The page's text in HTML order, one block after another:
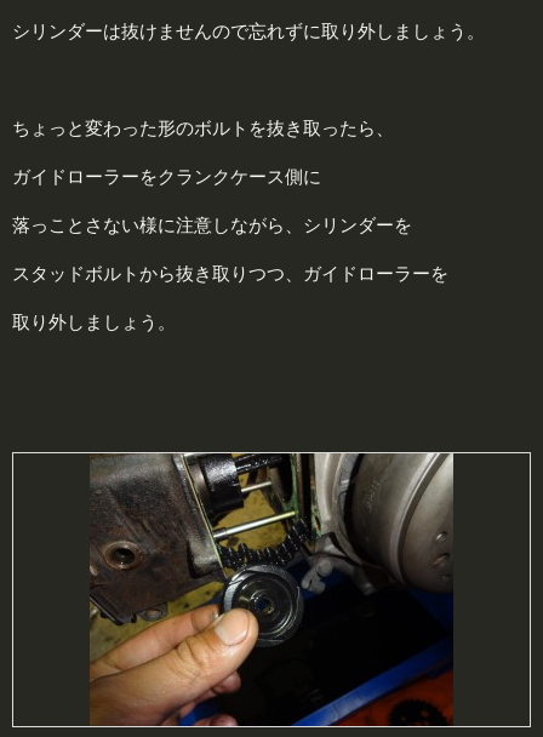
シリンダーは抜けませんので忘れずに取り外しましょう。
ちょっと変わった形のボルトを抜き取ったら、
ガイドローラーをクランクケース側に
落っことさない様に注意しながら、シリンダーを
スタッドボルトから抜き取りつつ、ガイドローラーを
取り外しましょう。